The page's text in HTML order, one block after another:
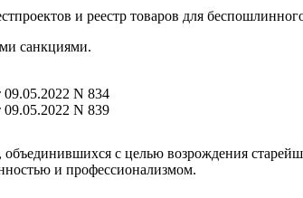
и реестр товаров для
санкциями.
N 834
N 839
с целью возрождения
и профессионализмом.